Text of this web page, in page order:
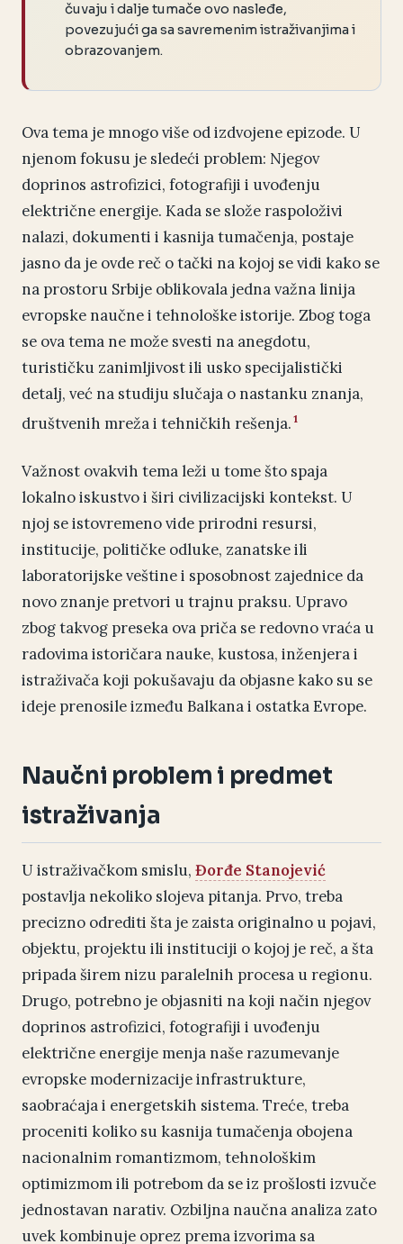
čuvaju i dalje tumače ovo nasleđe,
povezujući ga sa savremenim istraživanjima i
obrazovanjem.
Ova tema je mnogo više od izdvojene epizode. U
njenom fokusu je sledeći problem: Njegov
doprinos astrofizici, fotografiji i uvođenju
električne energije. Kada se slože raspoloživi
nalazi, dokumenti i kasnija tumačenja, postaje
jasno da je ovde reč o tački na kojoj se vidi kako se
na prostoru Srbije oblikovala jedna važna linija
evropske naučne i tehnološke istorije. Zbog toga
se ova tema ne može svesti na anegdotu,
turističku zanimljivost ili usko specijalistički
detalj, već na studiju slučaja o nastanku znanja,
društvenih mreža i tehničkih rešenja. 1
Važnost ovakvih tema leži u tome što spaja
lokalno iskustvo i širi civilizacijski kontekst. U
njoj se istovremeno vide prirodni resursi,
institucije, političke odluke, zanatske ili
laboratorijske veštine i sposobnost zajednice da
novo znanje pretvori u trajnu praksu. Upravo
zbog takvog preseka ova priča se redovno vraća u
radovima istoričara nauke, kustosa, inženjera i
istraživača koji pokušavaju da objasne kako su se
ideje prenosile između Balkana i ostatka Evrope.
Naučni problem i predmet
istraživanja
U istraživačkom smislu, Đorđe Stanojević
postavlja nekoliko slojeva pitanja. Prvo, treba
precizno odrediti šta je zaista originalno u pojavi,
objektu, projektu ili instituciji o kojoj je reč, a šta
pripada širem nizu paralelnih procesa u regionu.
Drugo, potrebno je objasniti na koji način njegov
doprinos astrofizici, fotografiji i uvođenju
električne energije menja naše razumevanje
evropske modernizacije infrastrukture,
saobraćaja i energetskih sistema. Treće, treba
proceniti koliko su kasnija tumačenja obojena
nacionalnim romantizmom, tehnološkim
optimizmom ili potrebom da se iz prošlosti izvuče
jednostavan narativ. Ozbiljna naučna analiza zato
uvek kombinuje oprez prema izvorima sa